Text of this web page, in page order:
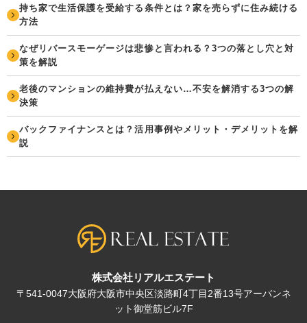
持ち家で生活保護を受給する条件とは？家を売らずに住み続ける
方法
なぜリバースモーゲージは悲惨と言われる？3つの落とし穴と対
策を解説
老後のマンションの維持費が払えない…不安を解消する3つの解
決策
バックファイナンスとは？活用事例やメリット・デメリットを解
説
株式会社リアルエステート
〒541-0047大阪府大阪市中央区淡路町4丁目2番13号アーバンネ
ット御堂筋ビル7F